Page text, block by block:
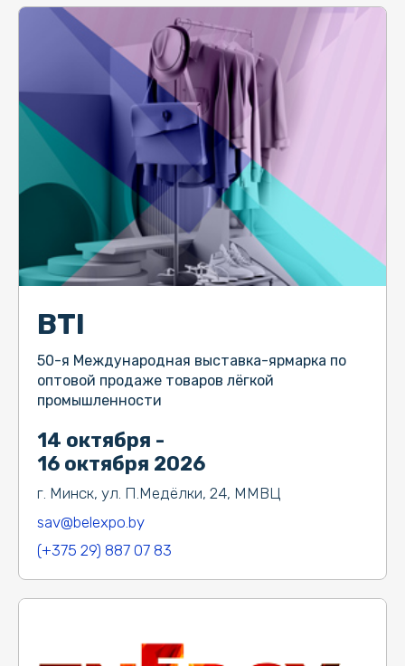
14 октября -
16 октября 2026
г. Минск, ул. П.Медёлки, 24, ММВЦ
sav@belexpo.by
(+375 29) 887 07 83
BTI
50-я Международная выставка-ярмарка по
оптовой продаже товаров лёгкой
промышленности